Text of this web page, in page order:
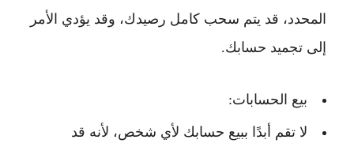
المحدد، قد يتم سحب كامل رصيدك، وقد يؤدي الأمر
إلى تجميد حسابك.
بيع الحسابات:
لا تقم أبدًا ببيع حسابك لأي شخص، لأنه قد